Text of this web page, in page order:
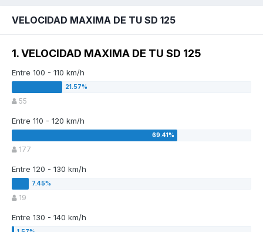
VELOCIDAD MAXIMA DE TU SD 125
1. VELOCIDAD MAXIMA DE TU SD 125
Entre 100 - 110 km/h
55
Entre 110 - 120 km/h
177
Entre 120 - 130 km/h
19
Entre 130 - 140 km/h